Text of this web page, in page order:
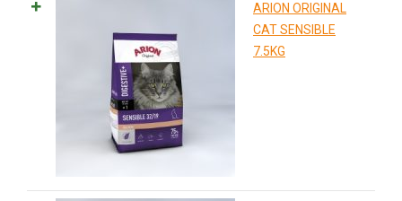
ARION ORIGINAL
CAT SENSIBLE
7.5KG